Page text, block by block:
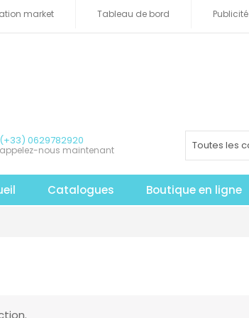
market Tableau de bord Publicité
(+33) 0629782920
appelez-nous maintenant
Catalogues Boutique en ligne